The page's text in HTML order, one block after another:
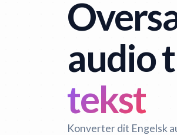
audio
tekst
Konverter dit Engelsk